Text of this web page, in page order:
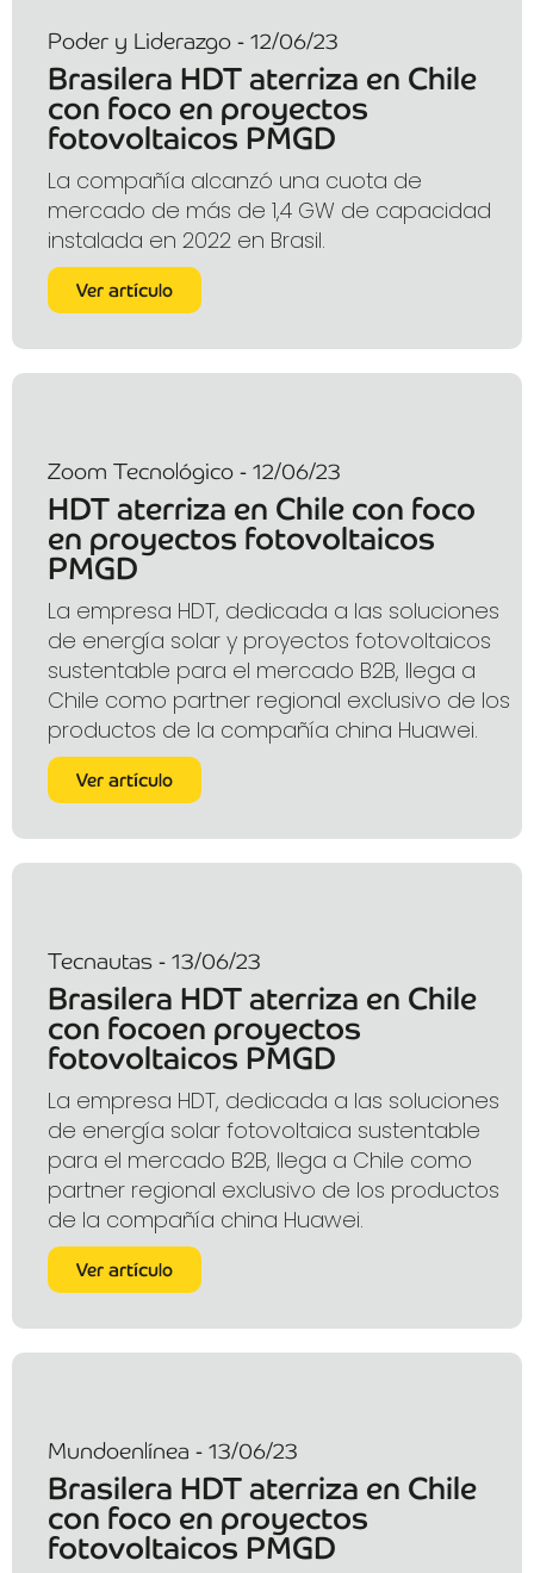
Poder y Liderazgo - 12/06/23
Brasilera HDT aterriza en Chile
con foco en proyectos
fotovoltaicos PMGD
La compañía alcanzó una cuota de
mercado de más de 1,4 GW de capacidad
instalada en 2022 en Brasil.
Ver artículo
Zoom Tecnológico - 12/06/23
HDT aterriza en Chile con foco
en proyectos fotovoltaicos
PMGD
La empresa HDT, dedicada a las soluciones
de energía solar y proyectos fotovoltaicos
sustentable para el mercado B2B, llega a
Chile como partner regional exclusivo de los
productos de la compañía china Huawei.
Ver artículo
Tecnautas - 13/06/23
Brasilera HDT aterriza en Chile
con focoen proyectos
fotovoltaicos PMGD
La empresa HDT, dedicada a las soluciones
de energía solar fotovoltaica sustentable
para el mercado B2B, llega a Chile como
partner regional exclusivo de los productos
de la compañía china Huawei.
Ver artículo
Mundoenlínea - 13/06/23
Brasilera HDT aterriza en Chile
con foco en proyectos
fotovoltaicos PMGD